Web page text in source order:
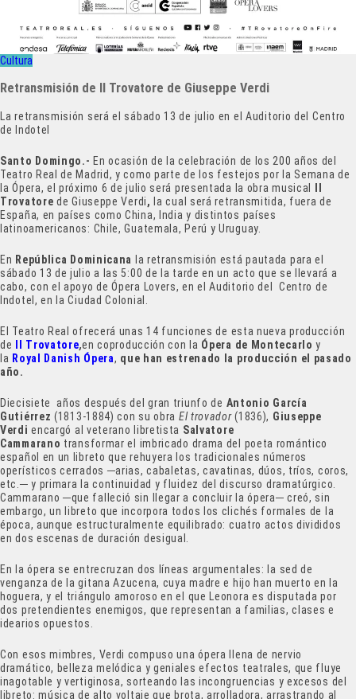
Cultura
Retransmisión de II Trovatore de Giuseppe Verdi
La retransmisión será el sábado 13 de julio en el Auditorio del Centro
de Indotel
Santo Domingo.- En ocasión de la celebración de los 200 años del
Teatro Real de Madrid, y como parte de los festejos por la Semana de
la Ópera, el próximo 6 de julio será presentada la obra musical
Trovatore de Giuseppe Verdi, la cual será retransmitida, fuera de
España, en países como China, India y distintos países
latinoamericanos: Chile, Guatemala, Perú y Uruguay.
En República Dominicana
la retransmisión está pautada para el
sábado 13 de julio a las 5:00 de la tarde en un acto que se llevará a
cabo, con el apoyo de Ópera Lovers, en el Auditorio del Centro de
Indotel, en la Ciudad Colonial.
El Teatro Real ofrecerá unas 14 funciones de esta nueva producción
de
Il Trovatore,en coproducción con la Ópera de Montecarlo y
la Royal Danish Ópera, que han estrenado la producción el pasado
año.
Diecisiete años después del gran triunfo de Antonio García
Gutiérrez (1813-1884) con su obra El trovador(1836), Giuseppe
Verdi encargó al veterano libretista Salvatore
Cammarano transformar el imbricado drama del poeta romántico
español en un libreto que rehuyera los tradicionales números
operísticos cerrados ─arias, cabaletas, cavatinas, dúos, tríos, coros,
etc.─ y primara la continuidad y fluidez del discurso dramatúrgico.
Cammarano ─que falleció sin llegar a concluir la ópera─ creó, sin
embargo, un libreto que incorpora todos los clichés formales de la
época, aunque estructuralmente equilibrado: cuatro actos divididos
en dos escenas de duración desigual.
En la ópera se entrecruzan dos líneas argumentales: la sed de
venganza de la gitana Azucena, cuya madre e hijo han muerto en la
hoguera, y el triángulo amoroso en el que Leonora es disputada por
dos pretendientes enemigos, que representan a familias, clases e
idearios opuestos.
Con esos mimbres, Verdi compuso una ópera llena de nervio
dramático, belleza melódica y geniales efectos teatrales, que fluye
inagotable y vertiginosa, sorteando las incongruencias y excesos del
libreto: música de alto voltaje que brota, arrolladora, arrastrando al